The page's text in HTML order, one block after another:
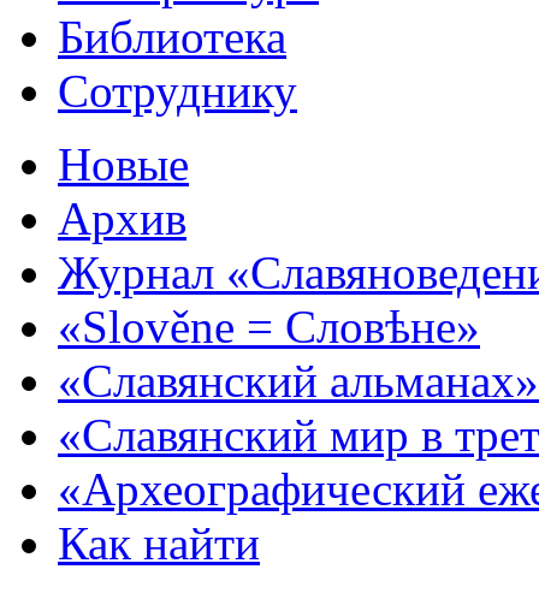
Библиотека
Сотруднику
Новые
Архив
Журнал
«Slověne = Словѣне»
«Славянский альманах»
«Славянский мир в
«Археографический
Как найти